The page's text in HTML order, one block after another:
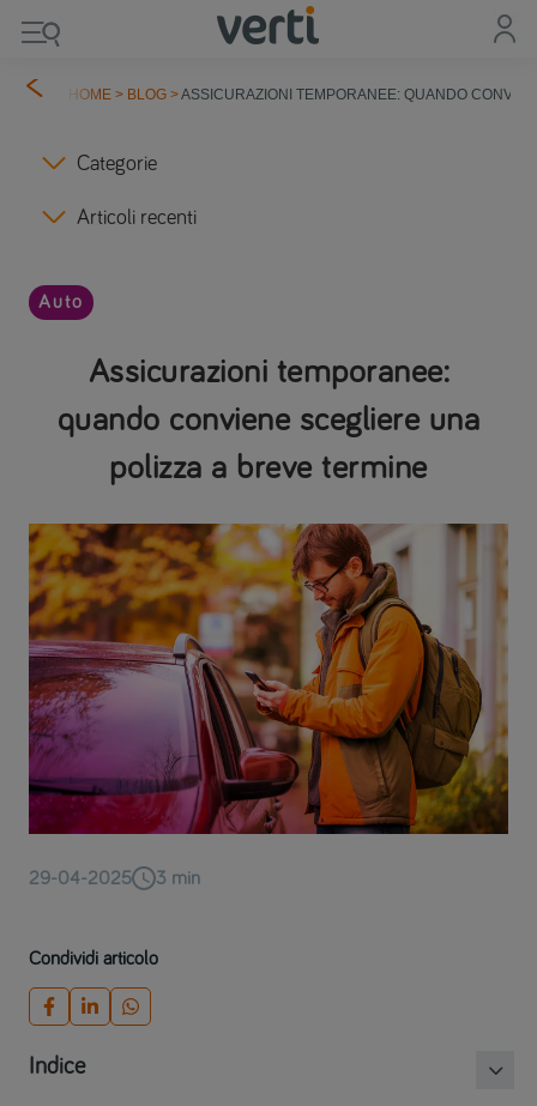
HOME > BLOG >ASSICURAZIONI TEMPORANEE: QUANDO
Categorie
Articoli recenti
Assicurazioni temporanee:
quando conviene scegliere una
polizza a breve termine
Auto
29-04-2025 3 min
Condividi articolo
Indice